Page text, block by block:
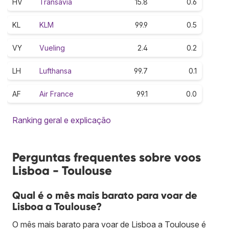
KL KLM 99.9 0.5
VY Vueling 2.4 0.2
LH Lufthansa 99.7 0.1
AF Air France 99.1 0.0
Ranking geral e explicação
Perguntas frequentes sobre voos
Lisboa - Toulouse
Qual é o mês mais barato para voar de
Lisboa a Toulouse?
O mês mais barato para voar de Lisboa a Toulouse é